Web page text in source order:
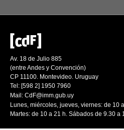
Av. 18 de Julio 885
(entre Andes y Convención)
CP 11100. Montevideo. Uruguay
Tel: [598 2] 1950 7960
Mail: CdF@imm.gub.uy
Lunes, miércoles, jueves, viernes: de 10
Martes: de 10 a 21 h. Sábados de 9.30 a